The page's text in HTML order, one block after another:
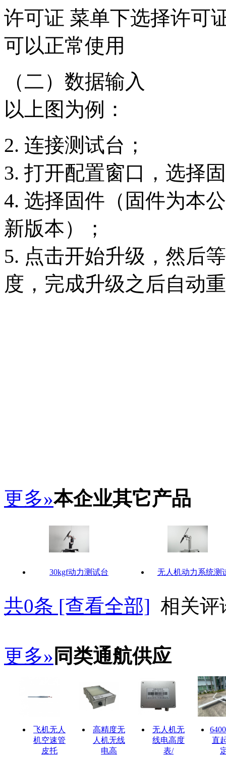
许可证 菜单下选择许可
可以正常使用
（二）数据输入
以上图为例：
2. 连接测试台；
3. 打开配置窗口，选择
4. 选择固件（固件为本
新版本）；
5. 点击开始升级，然后
度，完成升级之后自动
更多»本企业其它产品
30kgf动力测试台 无人机动力系统测
共0条 [查看全部] 相关评
更多» 同类通航供应
飞机无人
机空速管
皮托
高精度无
人机无线
电高
无人机无
线电高度
表/
直